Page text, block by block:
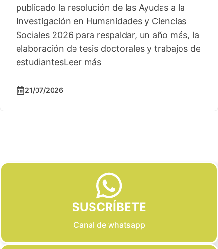
publicado la resolución de las Ayudas a la
Investigación en Humanidades y Ciencias
Sociales 2026 para respaldar, un año más, la
elaboración de tesis doctorales y trabajos de
estudiantesLeer más
21/07/2026
SUSCRÍBETE
Canal de whatsapp